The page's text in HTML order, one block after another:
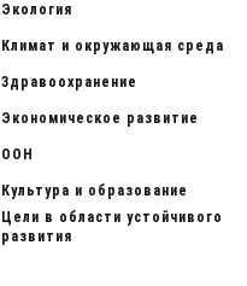
Экология
Климат и окружающая среда
Здравоохранение
Экономическое развитие
ООН
Культура и образование
Цели в области устойчивого
развития